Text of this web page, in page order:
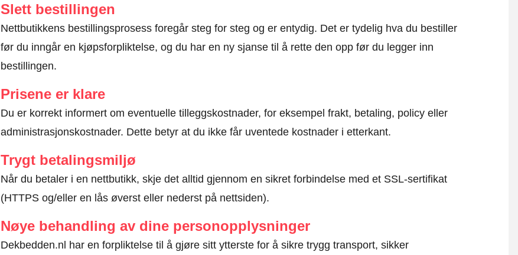
Slett bestillingen
Nettbutikkens bestillingsprosess foregår steg for steg og er entydig. Det er tydelig hva du bestiller
før du inngår en kjøpsforpliktelse, og du har en ny sjanse til å rette den opp før du legger inn
bestillingen.
Prisene er klare
Du er korrekt informert om eventuelle tilleggskostnader, for eksempel frakt, betaling, policy eller
administrasjonskostnader. Dette betyr at du ikke får uventede kostnader i etterkant.
Trygt betalingsmiljø
Når du betaler i en nettbutikk, skje det alltid gjennom en sikret forbindelse med et SSL-sertifikat
(HTTPS og/eller en lås øverst eller nederst på nettsiden).
Nøye behandling av dine personopplysninger
Dekbedden.nl har en forpliktelse til å gjøre sitt ytterste for å sikre trygg transport, sikker